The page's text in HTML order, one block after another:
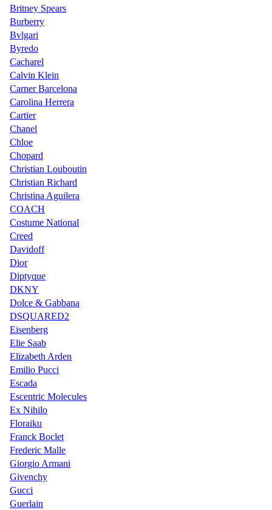
Britney Spears
Burberry
Bvlgari
Byredo
Cacharel
Calvin Klein
Carner Barcelona
Carolina Herrera
Cartier
Chanel
Chloe
Chopard
Christian Louboutin
Christian Richard
Christina Aguilera
COACH
Costume National
Creed
Davidoff
Dior
Diptyque
DKNY
Dolce & Gabbana
DSQUARED2
Eisenberg
Elie Saab
Elizabeth Arden
Emilio Pucci
Escada
Escentric Molecules
Ex Nihilo
Floraiku
Franck Boclet
Frederic Malle
Giorgio Armani
Givenchy
Gucci
Guerlain